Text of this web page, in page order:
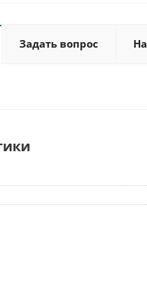
Задать вопрос